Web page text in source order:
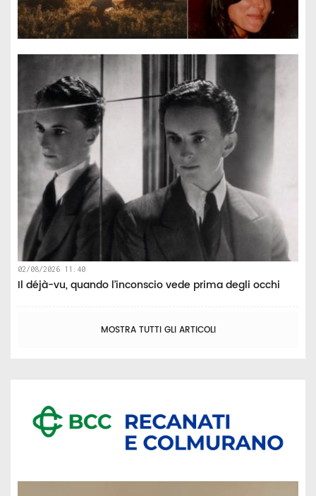
02/08/2026 11:40
Il déjà-vu, quando l’inconscio vede prima degli occhi
MOSTRA TUTTI GLI ARTICOLI